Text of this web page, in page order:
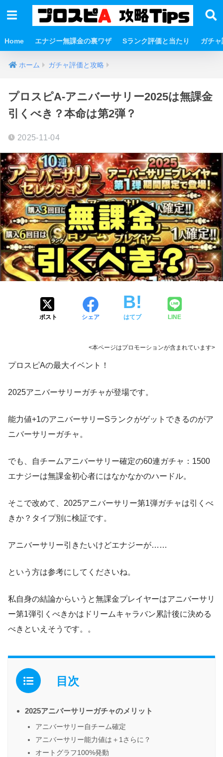
Home エナジー無課金の裏ワザ Sランク評価と当たり ガチ
ホーム ガチャ評価と攻略
プロスピA-アニバーサリー2025は無課金
引くべき？本命は第2弾？
2025-11-04
ポスト シェア はてブ LINE
<本ページはプロモーションが含まれています>
プロスピAの最大イベント！
2025アニバーサリーガチャが登場です。
能力値+1のアニバーサリーSランクがゲットできるのがア
ニバーサリーガチャ。
でも、自チームアニバーサリー確定の60連ガチャ：1500
エナジーは無課金初心者にはなかなかのハードル。
そこで改めて、2025アニバーサリー第1弾ガチャは引くべ
きか？タイプ別に検証です。
アニバーサリー引きたいけどエナジーが……
という方は参考にしてくださいね。
私自身の結論からいうと無課金プレイヤーはアニバーサリ
ー第1弾引くべきかはドリームキャラバン累計後に決める
べきといえそうです。。
目次
2025アニバーサリーガチャのメリット
アニバーサリー自チーム確定
アニバーサリー能力値は＋1さらに？
オートグラフ100%発動